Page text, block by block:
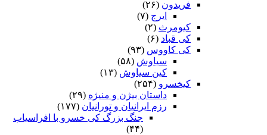
فریدون (۲۶)
ایرج (۷)
کیومرث (۲)
کی قباد (۶)
کی کاووس (۹۳)
سیاوش (۵۸)
کین سیاوش (۱۳)
کیخسرو (۲۵۴)
داستان بیژن و منیژه (۲۹)
رزم ایرانیان و تورانیان (۱۷۷)
جنگ بزرگ کی خسرو با افراسیاب
(۴۴)